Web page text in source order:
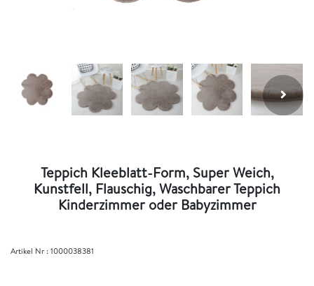
Teppich Kleeblatt-Form, Super Weich,
Kunstfell, Flauschig, Waschbarer Teppich
Kinderzimmer oder Babyzimmer
Artikel Nr :1000038381